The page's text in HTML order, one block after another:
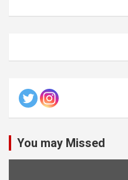
You may Missed